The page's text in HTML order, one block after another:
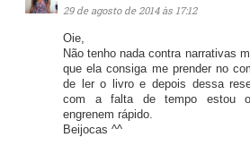
29 de agosto de 2014 às 17:12
Oie,
Não tenho nada contra narrativas
que ela consiga me prender no
de ler o livro e depois dessa
com a falta de tempo estou
engrenem rápido.
Beijocas ^^